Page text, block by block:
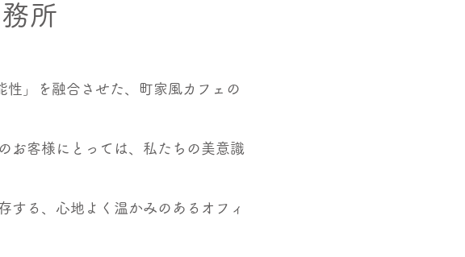
所
」を融合させた、町家風カフェの
お客様にとっては、私たちの美意識
する、心地よく温かみのあるオフィ